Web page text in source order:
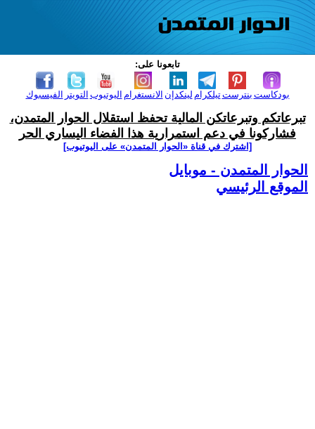
تابعونا على:
الفيسبوك التويتر اليوتيوب الانستغرام لينكدإن تيلكرامبنترست بودكاست
تبرعاتكم وتبرعاتكن المالية تحفظ استقلال الحوار المتمدن،
فشاركونا في دعم استمرارية هذا الفضاء اليساري الحر
[اشترك في قناة ‫«الحوار المتمدن» على اليوتيوب]
الحوار المتمدن - موبايل
الموقع الرئيسي